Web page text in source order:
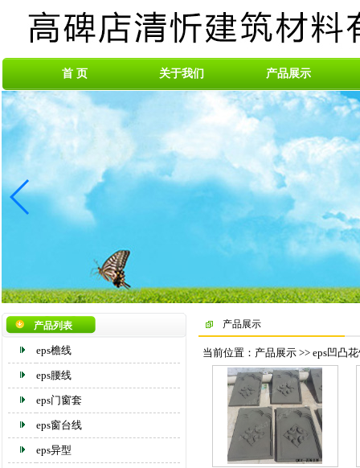
首 页 关于我们 产品展示
产品列表
eps檐线
eps腰线
eps门窗套
eps窗台线
eps异型
产品展示
当前位置：产品展示 >> eps凹凸